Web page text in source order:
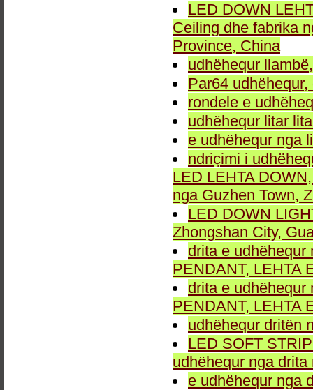
LED DOWN
Ceiling dhe fabrika
Province, China
udhëhequr
Par64
rondele e
udhëhequr litar
e udhëhequr nga
ndriçimi i
LED LEHTA
nga Guzhen Town,
LED DOWN
Zhongshan City,
drita e udhëhequr
PENDANT, LEHTA
drita e udhëhequr
PENDANT, LEHTA
udhëhequr dritën
LED SOFT
udhëhequr nga
e udhëhequr nga